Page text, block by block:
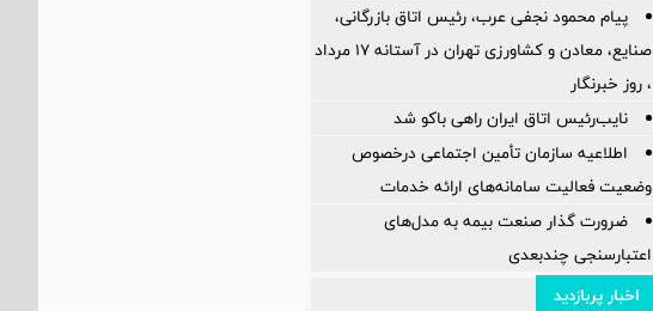
پیام محمود نجفی عرب، رئیس اتاق بازرگانی،
صنایع، معادن و کشاورزی تهران در آستانه 17 مرداد
، روز خبرنگار
نایب‌رئیس اتاق ایران راهی باکو شد
اطلاعیه سازمان تأمین اجتماعی درخصوص
وضعیت فعالیت سامانه‌های ارائه خدمات
ضرورت گذار صنعت بیمه به مدل‌های
اعتبارسنجی چندبعدی
اخبار پربازدید